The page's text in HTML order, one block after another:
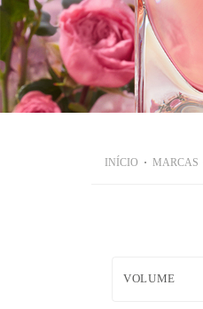
INÍCIO MARCAS
VOLUME